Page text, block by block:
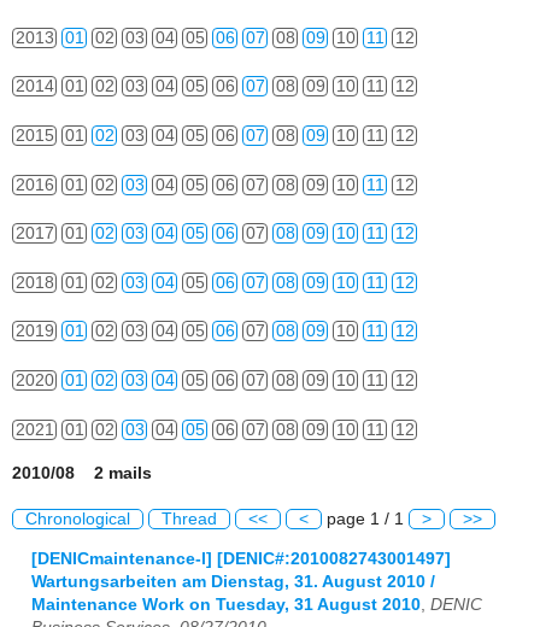
2013 01 02 03 04 05 06 07 08 09 10 11 12
2014 01 02 03 04 05 06 07 08 09 10 11 12
2015 01 02 03 04 05 06 07 08 09 10 11 12
2016 01 02 03 04 05 06 07 08 09 10 11 12
2017 01 02 03 04 05 06 07 08 09 10 11 12
2018 01 02 03 04 05 06 07 08 09 10 11 12
2019 01 02 03 04 05 06 07 08 09 10 11 12
2020 01 02 03 04 05 06 07 08 09 10 11 12
2021 01 02 03 04 05 06 07 08 09 10 11 12
2010/08 2 mails
Chronological Thread << < page 1 / 1 > >>
[DENICmaintenance-l] [DENIC#:2010082743001497]
Wartungsarbeiten am Dienstag, 31. August 2010 /
Maintenance Work on Tuesday, 31 August 2010 DENIC